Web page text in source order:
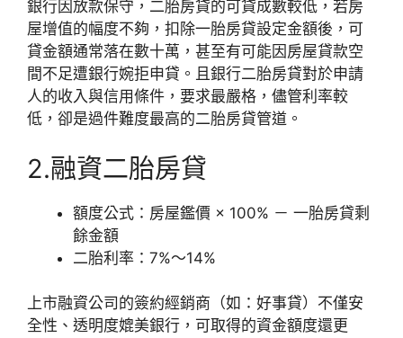
銀行因放款保守，二胎房貸的可貸成數較低，若房
屋增值的幅度不夠，扣除一胎房貸設定金額後，可
貸金額通常落在數十萬，甚至有可能因房屋貸款空
間不足遭銀行婉拒申貸。且銀行二胎房貸對於申請
人的收入與信用條件，要求最嚴格，儘管利率較
低，卻是過件難度最高的二胎房貸管道。
2.融資二胎房貸
額度公式：房屋鑑價 × 100% － 一胎房貸剩
餘金額
二胎利率：7%～14%
上市融資公司的簽約經銷商（如：好事貸）不僅安
全性、透明度媲美銀行，可取得的資金額度還更